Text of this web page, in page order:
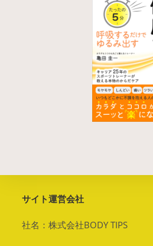
サイト運営会社
社名：株式会社BODY TIPS